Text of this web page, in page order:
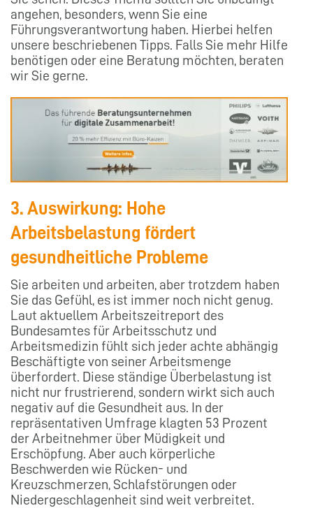
angehen, besonders, wenn Sie eine
Führungsverantwortung haben. Hierbei helfen
unsere beschriebenen Tipps. Falls Sie mehr Hilfe
benötigen oder eine Beratung möchten, beraten
wir Sie gerne.
3. Auswirkung: Hohe
Arbeitsbelastung fördert
gesundheitliche Probleme
Sie arbeiten und arbeiten, aber trotzdem haben
Sie das Gefühl, es ist immer noch nicht genug.
Laut aktuellem Arbeitszeitreport des
Bundesamtes für Arbeitsschutz und
Arbeitsmedizin fühlt sich jeder achte abhängig
Beschäftigte von seiner Arbeitsmenge
überfordert. Diese ständige Überbelastung ist
nicht nur frustrierend, sondern wirkt sich auch
negativ auf die Gesundheit aus. In der
repräsentativen Umfrage klagten 53 Prozent
der Arbeitnehmer über Müdigkeit und
Erschöpfung. Aber auch körperliche
Beschwerden wie Rücken- und
Kreuzschmerzen, Schlafstörungen oder
Niedergeschlagenheit sind weit verbreitet.